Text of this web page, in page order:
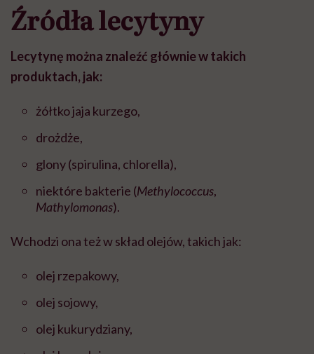
Źródła lecytyny
Lecytynę można znaleźć głównie w takich
produktach, jak:
żółtko jaja kurzego,
drożdże,
glony (spirulina, chlorella),
niektóre bakterie (Methylococcus,
Mathylomonas).
Wchodzi ona też w skład olejów, takich jak:
olej rzepakowy,
olej sojowy,
olej kukurydziany,
Bądź z nami na bieżąco
Co tydzień wybieramy teksty, rozmowy i podcasty Hello
Zdrowie o ciele, psychice i codziennym życiu. Zapisz się i